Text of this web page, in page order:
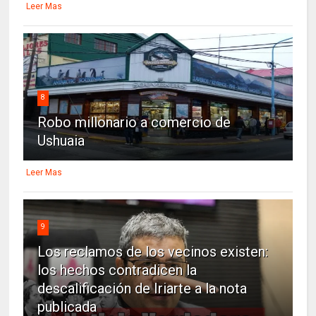
Leer Mas
8
Robo millonario a comercio de
Ushuaia
Leer Mas
9
Los reclamos de los vecinos existen:
los hechos contradicen la
descalificación de Iriarte a la nota
publicada